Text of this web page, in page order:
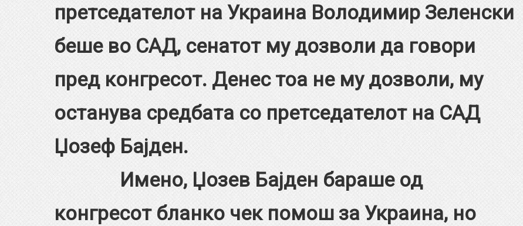
претседателот на Украина Володимир Зеленски
беше во САД, сенатот му дозволи да говори
пред конгресот. Денес тоа не му дозволи, му
останува средбата со претседателот на САД
Џозеф Бајден.
Имено, Џозев Бајден бараше од
конгресот бланко чек помош за Украина, но